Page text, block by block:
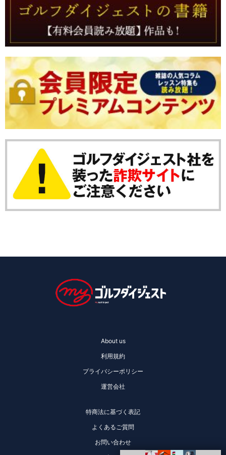
About us
利用規約
プライバシーポリシー
運営会社
特商法に基づく表記
よくあるご質問
お問い合わせ